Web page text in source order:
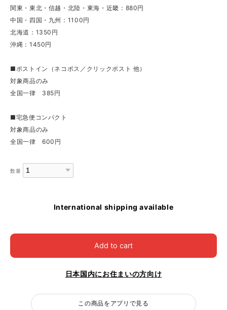
関東・東北・信越・北陸・東海・近畿：880円
中国・四国・九州：1100円
北海道：1350円
沖縄：1450円
■ポストイン（ネコポス／クリックポスト 他）
対象商品のみ
全国一律 385円
■宅急便コンパクト
対象商品のみ
全国一律 600円
数量
International shipping available
Add to cart
日本国内にお住まいの方向け
この商品をアプリで見る